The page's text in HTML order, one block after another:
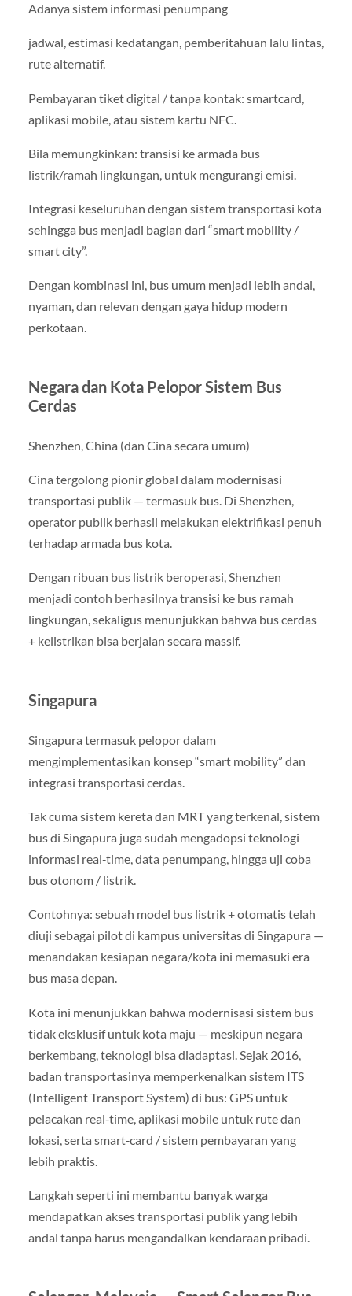
Adanya sistem informasi penumpang
jadwal, estimasi kedatangan, pemberitahuan lalu lintas,
rute alternatif.
Pembayaran tiket digital / tanpa kontak: smartcard,
aplikasi mobile, atau sistem kartu NFC.
Bila memungkinkan: transisi ke armada bus
listrik/ramah lingkungan, untuk mengurangi emisi.
Integrasi keseluruhan dengan sistem transportasi kota
sehingga bus menjadi bagian dari “smart mobility /
smart city”.
Dengan kombinasi ini, bus umum menjadi lebih andal,
nyaman, dan relevan dengan gaya hidup modern
perkotaan.
Negara dan Kota Pelopor Sistem Bus
Cerdas
Shenzhen, China (dan Cina secara umum)
Cina tergolong pionir global dalam modernisasi
transportasi publik — termasuk bus. Di Shenzhen,
operator publik berhasil melakukan elektrifikasi penuh
terhadap armada bus kota.
Dengan ribuan bus listrik beroperasi, Shenzhen
menjadi contoh berhasilnya transisi ke bus ramah
lingkungan, sekaligus menunjukkan bahwa bus cerdas
+ kelistrikan bisa berjalan secara massif.
Singapura
Singapura termasuk pelopor dalam
mengimplementasikan konsep “smart mobility” dan
integrasi transportasi cerdas.
Tak cuma sistem kereta dan MRT yang terkenal, sistem
bus di Singapura juga sudah mengadopsi teknologi
informasi real‑time, data penumpang, hingga uji coba
bus otonom / listrik.
Contohnya: sebuah model bus listrik + otomatis telah
diuji sebagai pilot di kampus universitas di Singapura —
menandakan kesiapan negara/kota ini memasuki era
bus masa depan.
Kota ini menunjukkan bahwa modernisasi sistem bus
tidak eksklusif untuk kota maju — meskipun negara
berkembang, teknologi bisa diadaptasi. Sejak 2016,
badan transportasinya memperkenalkan sistem ITS
(Intelligent Transport System) di bus: GPS untuk
pelacakan real‑time, aplikasi mobile untuk rute dan
lokasi, serta smart‑card / sistem pembayaran yang
lebih praktis.
Langkah seperti ini membantu banyak warga
mendapatkan akses transportasi publik yang lebih
andal tanpa harus mengandalkan kendaraan pribadi.